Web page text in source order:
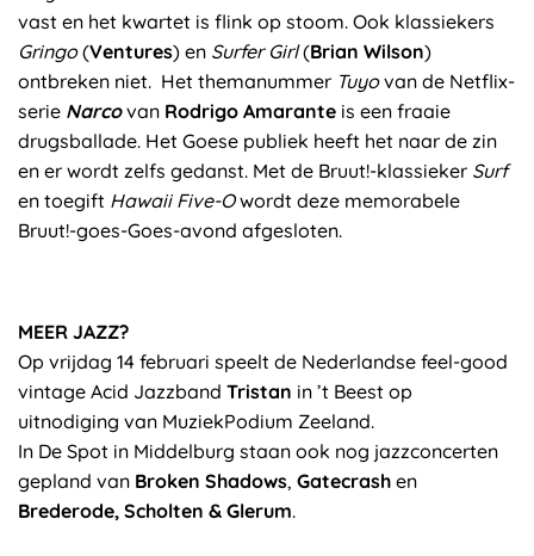
vast en het kwartet is flink op stoom. Ook klassiekers
Gringo(Ventures) en Surfer Girl(Brian Wilson)
ontbreken niet. Het themanummer Tuyovan de Netflix-
serie Narcovan Rodrigo Amarante is een fraaie
drugsballade. Het Goese publiek heeft het naar de zin
en er wordt zelfs gedanst. Met de Bruut!-klassieker Surf
en toegift Hawaii Five-Owordt deze memorabele
Bruut!-goes-Goes-avond afgesloten.
MEER JAZZ?
Op vrijdag 14 februari speelt de Nederlandse feel-good
vintage Acid Jazzband Tristan in ’t Beest op
uitnodiging van MuziekPodium Zeeland.
In De Spot in Middelburg staan ook nog jazzconcerten
gepland van Broken Shadows, Gatecrash en
Brederode, Scholten & Glerum.